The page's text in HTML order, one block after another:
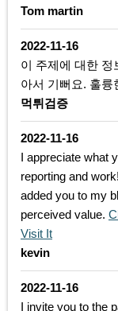
Tom martin
2022-11-16
이 주제에 대한 정
아서 기뻐요. 훌륭
먹튀검증
2022-11-16
I appreciate what
reporting and
added you to my
perceived value.
Visit It
kevin
2022-11-16
I invite you to the